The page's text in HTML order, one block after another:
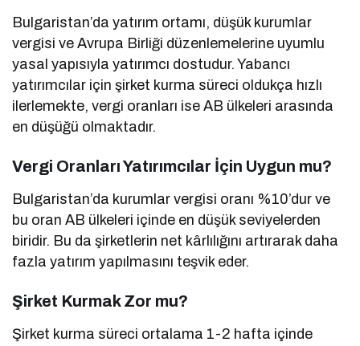
Bulgaristan’da yatırım ortamı, düşük kurumlar
vergisi ve Avrupa Birliği düzenlemelerine uyumlu
yasal yapısıyla yatırımcı dostudur. Yabancı
yatırımcılar için şirket kurma süreci oldukça hızlı
ilerlemekte, vergi oranları ise AB ülkeleri arasında
en düşüğü olmaktadır.
Vergi Oranları Yatırımcılar İçin Uygun mu?
Bulgaristan’da kurumlar vergisi oranı %10’dur ve
bu oran AB ülkeleri içinde en düşük seviyelerden
biridir. Bu da şirketlerin net kârlılığını artırarak daha
fazla yatırım yapılmasını teşvik eder.
Şirket Kurmak Zor mu?
Şirket kurma süreci ortalama 1-2 hafta içinde